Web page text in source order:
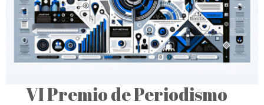
VI Premio de Periodismo